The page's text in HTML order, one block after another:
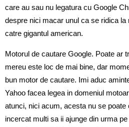
care au sau nu legatura cu Google
despre nici macar unul ca se ridica la
catre gigantul american.
Motorul de cautare Google. Poate ar
mereu este loc de mai bine, dar
bun motor de cautare. Imi aduc
Yahoo facea legea in domeniul
atunci, nici acum, acesta nu se poate
incercat multi sa ii ajunge din urma